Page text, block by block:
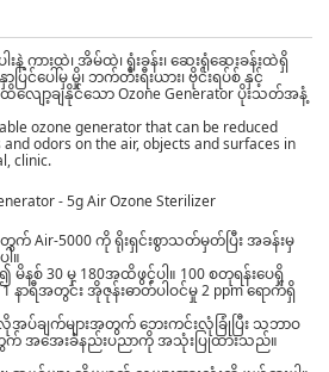
ပါးနဲ့ ကားထဲ၊ အိမ်ထဲ၊ ရုံးခန်း၊ ဆေးရုံဆေးခန်းထဲရှိ
ပြင်ပေါ်မှ မှို၊ ဘက်တီးရီးယား၊ ဗိုင်းရပ်စ် နှင့်
ော့ချနိုင်သော Ozone Generator ပိုးသတ်အနံ့
ozone generator that can be reduced
odors on the air, objects and surfaces in
clinic.
- 5g Air Ozone Sterilizer
Air-5000 ကို ရိုးရှင်းစွာသတ်မှတ်ပြီး အခန်းမှ
။
စ် 30 မှ 180အထိဖွင့်ပါ။ 100 စတုရန်းပေရှိ
ာရီအတွင်း အိုဇုန်းဓာတ်ပါဝင်မှု 2 ppm ရောက်ရှိ
ပ်ချက်များအတွက် ဘေးကင်းလုံခြုံပြီး သဘာဝ
အအေးခံနည်းပညာကို အသုံးပြုထားသည်။